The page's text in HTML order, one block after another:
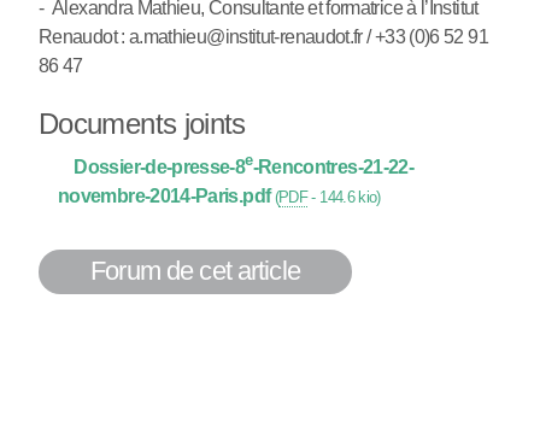
- Alexandra Mathieu, Consultante et formatrice à l’Institut
Renaudot : a.mathieu@institut-renaudot.fr / +33 (0)6 52 91
86 47
Documents joints
Dossier-de-presse-8e-Rencontres-21-22-
novembre-2014-Paris.pdf (PDF- 144.6 kio)
Forum de cet article